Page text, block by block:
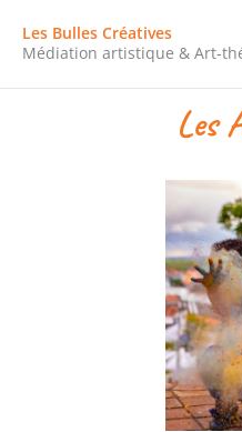
contenu
Les Bulles Créatives
Médiation artistique & Art-
Les